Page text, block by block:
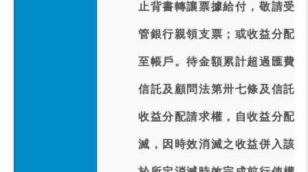
止背書轉讓票據給付，敬請受
管銀行親領支票；或收益分配
至帳戶。待金額累計超過匯費
信託及顧問法第卅七條及信託
收益分配請求權，自收益分配
滅，因時效消滅之收益併入該